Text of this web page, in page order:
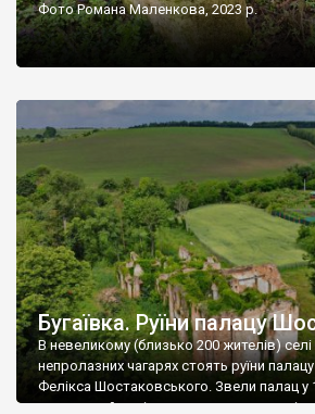
Фото Романа Маленкова, 2023 р.
Бугаївка. Руїни палацу
В невеликому (близько 200 жителів) селі
непролазних чагарях стоять руїни
Фелікса Шостаковського. Звели палац у
радянський період у ньому спочатку